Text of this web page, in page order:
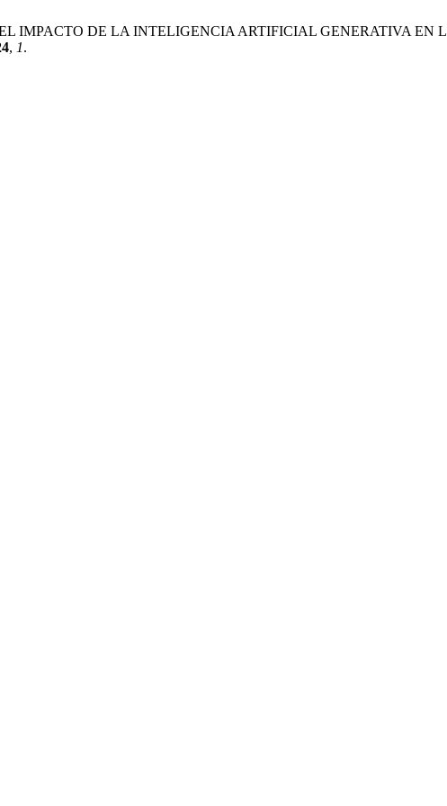
EL IMPACTO DE LA INTELIGENCIA ARTIFICIAL GENERATIVA
, 1.